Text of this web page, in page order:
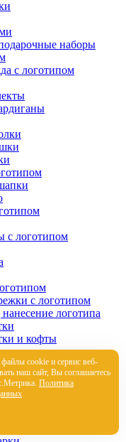
наборы
с логотипом
с логотипом
с логотипом
логотипа
и кофты
рукавом
логотипа
и
cookie и сервис веб-
наш сайт, Вы соглашаетесь
Политика